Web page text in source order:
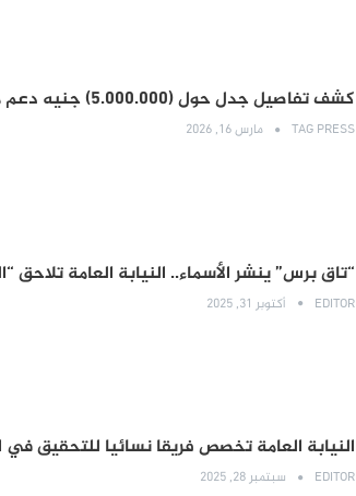
كشف تفاصيل جدل حول (5.000.000) جنيه دعم من مجلس السيادة لـ النيابة العامة
TAG PRESS مارس 16, 2026
“تاق برس” ينشر الأسماء.. النيابة العامة
EDITOR أكتوبر 31, 2025
النيابة العامة تخصص فريقا نسائيا للتحقيق
EDITOR سبتمبر 28, 2025